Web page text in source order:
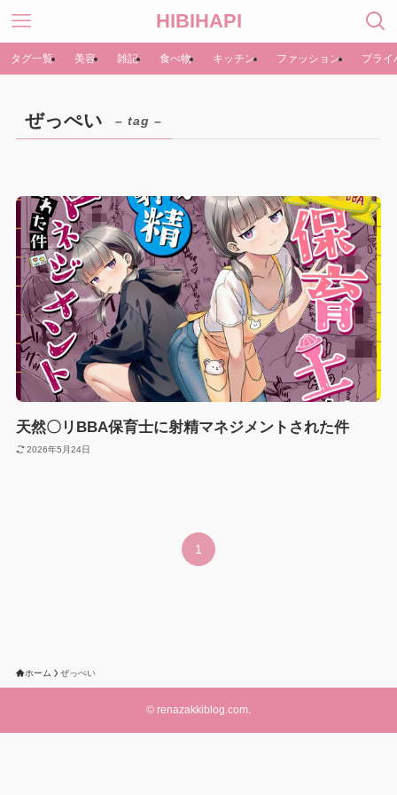
HIBIHAPI
タグ一覧 美容 雑記 食べ物 キッチン ファッション プライ
ぜっぺい – tag –
天然〇リBBA保育士に射精マネジメントされた件
2026年5月24日
1
ホーム ぜっぺい
© renazakkiblog.com.